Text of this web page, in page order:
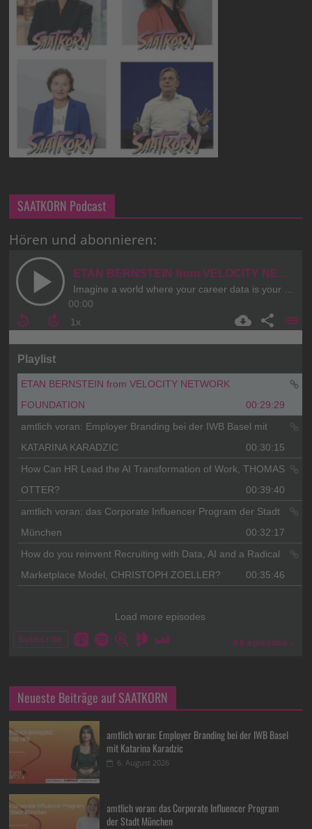
SAATKORN Podcast
Hören und abonnieren:
Neueste Beiträge auf SAATKORN
amtlich voran: Employer Branding bei der IWB Basel
mit Katarina Karadzic
6. August 2026
amtlich voran: das Corporate Influencer Program
der Stadt München